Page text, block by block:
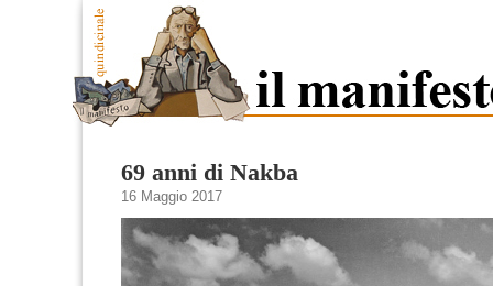
69 anni di Nakba
16 Maggio 2017